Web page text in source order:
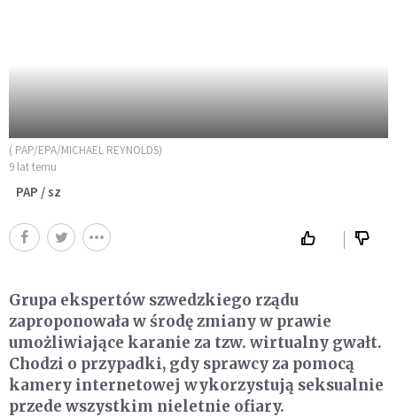
( PAP/EPA/MICHAEL REYNOLDS)
9 lat temu
PAP / sz
Grupa ekspertów szwedzkiego rządu
zaproponowała w środę zmiany w prawie
umożliwiające karanie za tzw. wirtualny gwałt.
Chodzi o przypadki, gdy sprawcy za pomocą
kamery internetowej wykorzystują seksualnie
przede wszystkim nieletnie ofiary.